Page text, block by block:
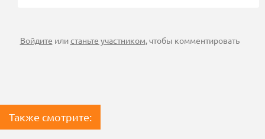
Войдите илистаньте участником, чтобы комментировать
Также смотрите: